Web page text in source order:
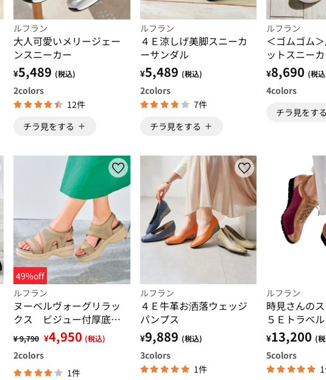
ルフラン
大人可愛いメリージェー
ンスニーカー
¥5,489 (税込)
2colors
12件
チラ見をする
ルフラン
４Ｅ涼しげ美脚スニーカ
ーサンダル
¥5,489 (税込)
2colors
7件
チラ見をする
ルフラン
＜ゴムゴム
ットスニー
¥8,690 (税
4colors
チラ見をする
49%off
ルフラン
ヌーベルヴォーグリラッ
クス ビジュー付厚底ニ
ットサンダル
¥ 9,790 ¥4,950 (税込)
2colors
1件
ルフラン
４Ｅ牛革お洒落ウェッジ
パンプス
¥9,889 (税込)
3colors
1件
ルフラン
時見さんの
５Ｅトラベ
グ
¥13,200 (
5colors